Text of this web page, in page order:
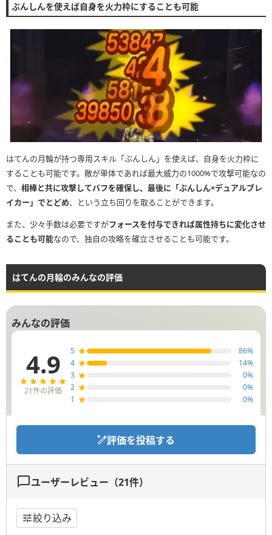
ぶんしんを使えば自身を火力枠にすることも可能
はてんの月輪が持つ専用スキル「ぶんしん」を使えば、自身を火力枠に
することも可能です。敵が単体であれば最大威力の1000%で攻撃可能なの
で、 相棒と共に攻撃してバフを確保し、最後に「ぶんしん×デュアルブレ
イカー」でとどめ、という立ち回りを取ることができます。
また、少々手数は必要ですがフォースを付与できれば属性持ちに変化させ
ることも可能なので、独自の攻略を確立させることも可能です。
はてんの月輪のみんなの評価
みんなの評価
4.9
21件の評価
5 86%
4
14%
3
0%
2
0%
1
0%
評価を投稿する
ユーザーレビュー（21件）
絞り込み